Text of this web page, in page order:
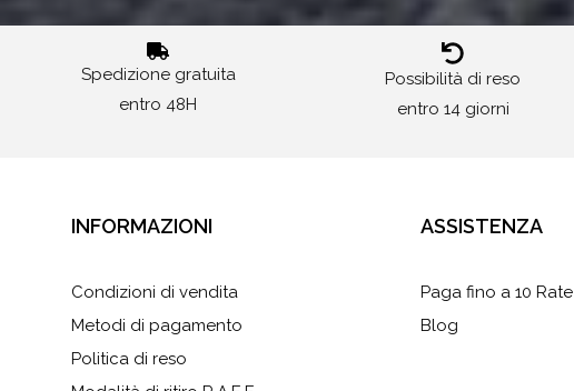
Spedizione gratuita
entro 48H
Possibilità di reso
entro 14 giorni
INFORMAZIONI
Condizioni di vendita
Metodi di pagamento
Politica di reso
ASSISTENZA
Paga fino a 10
Blog